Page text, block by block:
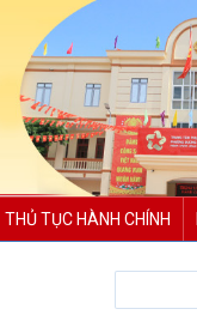
THỦ TỤC HÀNH CHÍNH